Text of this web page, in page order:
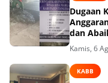
Dugaan
dan
Kamis, 6
KABB